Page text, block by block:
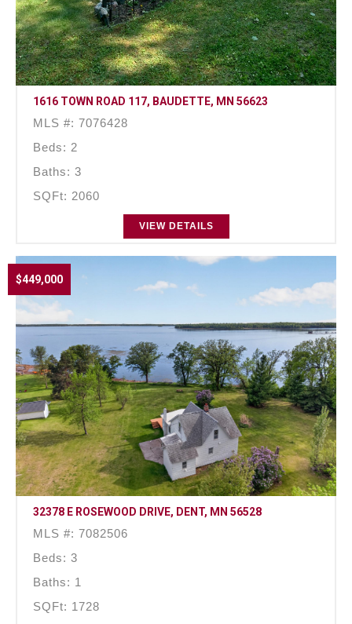
1616 TOWN ROAD 117, BAUDETTE, MN 56623
MLS #: 7076428
Beds: 2
Baths: 3
SQFt: 2060
VIEW DETAILS
$449,000
32378 E ROSEWOOD DRIVE, DENT, MN 56528
MLS #: 7082506
Beds: 3
Baths: 1
SQFt: 1728